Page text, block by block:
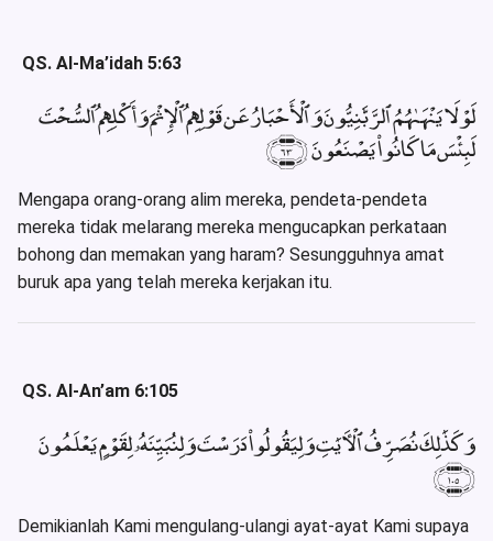
QS. Al-Ma’idah 5:63
لَوْلَا يَنْهَىٰهُمُ ٱلرَّبَّٰنِيُّونَ وَٱلْأَحْبَارُ عَن قَوْلِهِمُ ٱلْإِثْمَ وَأَكْلِهِمُ ٱلسُّحْتَ
لَبِئْسَ مَا كَانُوا۟ يَصْنَعُونَ ﴿٦٣﴾
Mengapa orang-orang alim mereka, pendeta-pendeta
mereka tidak melarang mereka mengucapkan perkataan
bohong dan memakan yang haram? Sesungguhnya amat
buruk apa yang telah mereka kerjakan itu.
QS. Al-An’am 6:105
وَكَذَٰلِكَ نُصَرِّفُ ٱلْءَايَٰتِ وَلِيَقُولُوا۟ دَرَسْتَ وَلِنُبَيِّنَهُۥ لِقَوْمٍ يَعْلَمُونَ
﴿١٠٥﴾
Demikianlah Kami mengulang-ulangi ayat-ayat Kami supaya